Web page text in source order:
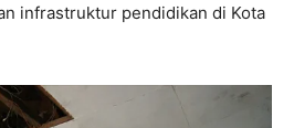
infrastruktur pendidikan di Kota